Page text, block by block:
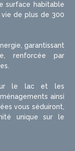
surface habitable
de plus de 300
garantissant
renforcée par
sur le lac et les
ainsi
vous séduiront,
unique sur le